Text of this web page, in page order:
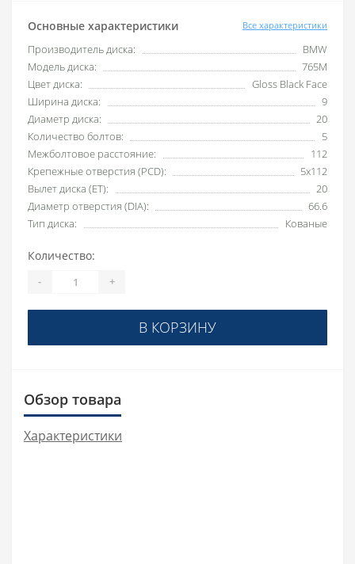
Основные характеристики Все характеристики
Производитель диска:
BMW
Модель диска:
765M
Цвет диска:
Gloss Black Face
Ширина диска:
9
Диаметр диска:
20
Количество болтов:
5
Межболтовое расстояние:
112
Крепежные отверстия (PCD):
5x112
Вылет диска (ET):
20
Диаметр отверстия (DIA):
66.6
Тип диска:
Кованые
Количество:
- +
В КОРЗИНУ
Обзор товара
Характеристики